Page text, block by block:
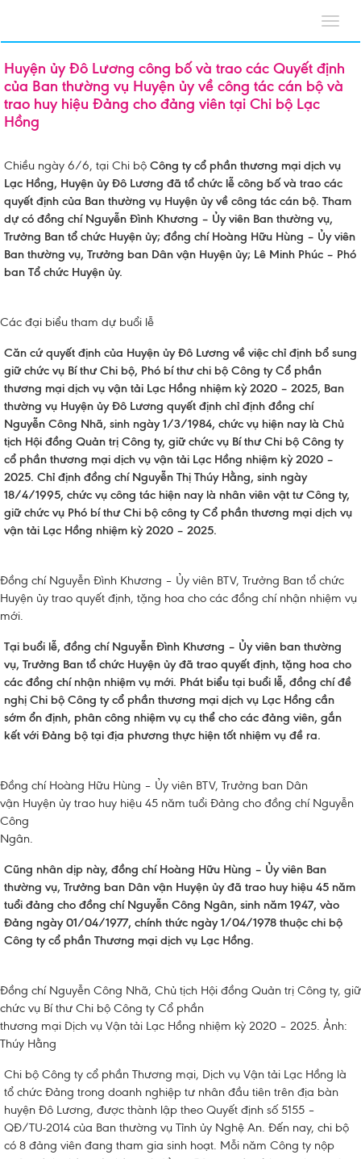
Huyện ủy Đô Lương công bố và trao các Quyết định
của Ban thường vụ Huyện ủy về công tác cán bộ và
trao huy hiệu Đảng cho đảng viên tại Chi bộ Lạc
Hồng
Chiều ngày 6/6, tại Chi bộ Công ty cổ phần thương mại dịch vụ
Lạc Hồng, Huyện ủy Đô Lương đã tổ chức lễ công bố và trao các
quyết định của Ban thường vụ Huyện ủy về công tác cán bộ. Tham
dự có đồng chí Nguyễn Đình Khương – Ủy viên Ban thường vụ,
Trưởng Ban tổ chức Huyện ủy; đồng chí Hoàng Hữu Hùng – Ủy viên
Ban thường vụ, Trưởng ban Dân vận Huyện ủy; Lê Minh Phúc – Phó
ban Tổ chức Huyện ủy.
Các đại biểu tham dự buổi lễ
Căn cứ quyết định của Huyện ủy Đô Lương về việc chỉ định bổ sung
giữ chức vụ Bí thư Chi bộ, Phó bí thư chi bộ Công ty Cổ phần
thương mại dịch vụ vận tải Lạc Hồng nhiệm kỳ 2020 – 2025, Ban
thường vụ Huyện ủy Đô Lương quyết định chỉ định đồng chí
Nguyễn Công Nhã, sinh ngày 1/3/1984, chức vụ hiện nay là Chủ
tịch Hội đồng Quản trị Công ty, giữ chức vụ Bí thư Chi bộ Công ty
cổ phần thương mại dịch vụ vận tải Lạc Hồng nhiệm kỳ 2020 –
2025. Chỉ định đồng chí Nguyễn Thị Thúy Hằng, sinh ngày
18/4/1995, chức vụ công tác hiện nay là nhân viên vật tư Công ty,
giữ chức vụ Phó bí thư Chi bộ công ty Cổ phần thương mại dịch vụ
vận tải Lạc Hồng nhiệm kỳ 2020 – 2025.
Đồng chí Nguyễn Đình Khương – Ủy viên BTV, Trưởng Ban tổ chức
Huyện ủy trao quyết định, tặng hoa cho các đồng chí nhận nhiệm vụ
mới.
Tại buổi lễ, đồng chí Nguyễn Đình Khương – Ủy viên ban thường
vụ, Trưởng Ban tổ chức Huyện ủy đã trao quyết định, tặng hoa cho
các đồng chí nhận nhiệm vụ mới. Phát biểu tại buổi lễ, đồng chí đề
nghị Chi bộ Công ty cổ phần thương mại dịch vụ Lạc Hồng cần
sớm ổn định, phân công nhiệm vụ cụ thể cho các đảng viên, gắn
kết với Đảng bộ tại địa phương thực hiện tốt nhiệm vụ đề ra.
Đồng chí Hoàng Hữu Hùng – Ủy viên BTV, Trưởng ban Dân
vận Huyện ủy trao huy hiệu 45 năm tuổi Đảng cho đồng chí Nguyễn
Công
Ngân.
Cũng nhân dịp này, đồng chí Hoàng Hữu Hùng – Ủy viên Ban
thường vụ, Trưởng ban Dân vận Huyện ủy đã trao huy hiệu 45 năm
tuổi đảng cho đồng chí Nguyễn Công Ngân, sinh năm 1947, vào
Đảng ngày 01/04/1977, chính thức ngày 1/04/1978 thuộc chi bộ
Công ty cổ phần Thương mại dịch vụ Lạc Hồng.
Đồng chí Nguyễn Công Nhã, Chủ tịch Hội đồng Quản trị Công ty, giữ
chức vụ Bí thư Chi bộ Công ty Cổ phần
thương mại Dịch vụ Vận tải Lạc Hồng nhiệm kỳ 2020 – 2025. Ảnh:
Thúy Hằng
Chi bộ Công ty cổ phần Thương mại, Dịch vụ Vận tải Lạc Hồng là
tổ chức Đảng trong doanh nghiệp tư nhân đầu tiên trên địa bàn
huyện Đô Lương, được thành lập theo Quyết định số 5155 –
QĐ/TU-2014 của Ban thường vụ Tỉnh ủy Nghệ An. Đến nay, chi bộ
có 8 đảng viên đang tham gia sinh hoạt. Mỗi năm Công ty nộp